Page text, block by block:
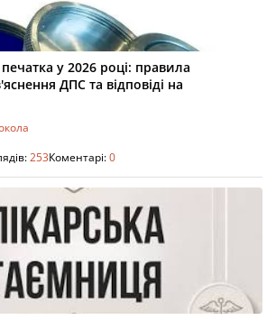
у 2026 році: правила
ДПС та відповіді на
253Коментарі:0